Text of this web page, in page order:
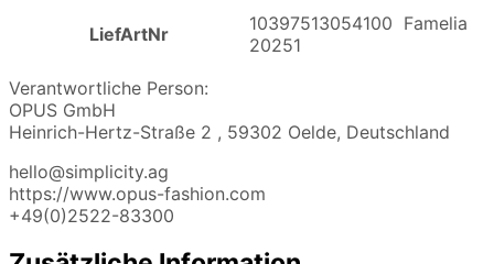
LiefArtNr
10397513054100 Famelia
20251
Verantwortliche Person:
OPUS GmbH
Heinrich-Hertz-Straße 2 , 59302 Oelde, Deutschland
hello@simplicity.ag
https://www.opus-fashion.com
+49(0)2522-83300